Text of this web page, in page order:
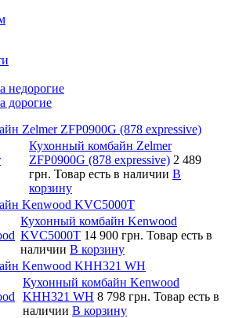
недорогие
дорогие
Zelmer ZFP0900G (878 expressive)
Кухонный комбайн Zelmer
ZFP0900G (878 expressive) 2 489
грн. Товар есть в наличии В
корзину
Kenwood KVC5000T
Кухонный комбайн Kenwood
KVC5000T 14 900 грн. Товар есть в
наличии В корзину
Kenwood KHH321 WH
Кухонный комбайн Kenwood
KHH321 WH 8 798 грн. Товар есть в
наличии В корзину